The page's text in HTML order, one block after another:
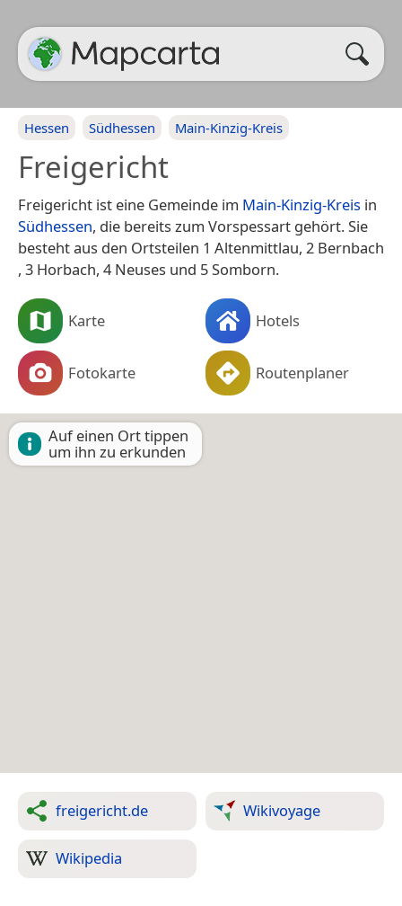
Hessen Südhessen Main-Kinzig-Kreis
Freigericht
Freigericht ist eine Gemeinde im Main-Kinzig-Kreis in
Südhessen, die bereits zum Vorspessart gehört. Sie
besteht aus den Ortsteilen 1 Altenmittlau​​, 2 Bernbach​​
, 3 Horbach​​, 4 Neuses​​ und 5 Somborn​​.
Karte Hotels
Fotokarte Routenplaner
Auf einen Ort tippen
um ihn zu erkunden
freigericht.de Wikivoyage
Wikipedia